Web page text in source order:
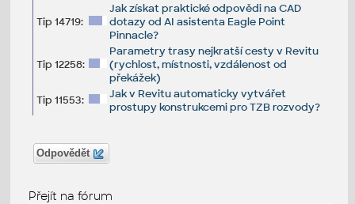
Tip 14719:
Jak získat praktické odpovědi na CAD
dotazy od AI asistenta Eagle Point
Pinnacle?
Tip 12258:
Parametry trasy nejkratší cesty v Revitu
(rychlost, místnosti, vzdálenost od
překážek)
Tip 11553:
Jak v Revitu automaticky vytvářet
prostupy konstrukcemi pro TZB rozvody?
Odpovědět
Přejít na fórum